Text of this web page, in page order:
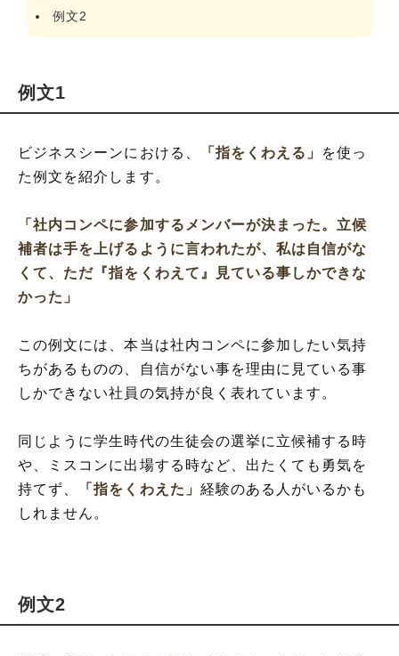
例文2
例文1
ビジネスシーンにおける、 「指をくわえる」 を使っ
た例文を紹介します。
「社内コンペに参加するメンバーが決まった。立候
補者は手を上げるように言われたが、私は自信がな
くて、ただ『指をくわえて』見ている事しかできな
かった」
この例文には、本当は社内コンペに参加したい気持
ちがあるものの、自信がない事を理由に見ている事
しかできない社員の気持が良く表れています。
同じように学生時代の生徒会の選挙に立候補する時
や、ミスコンに出場する時など、出たくても勇気を
持てず、
「指をくわえた」 経験のある人がいるかも
しれません。
例文2